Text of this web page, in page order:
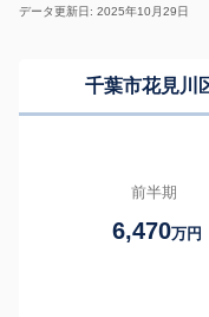
データ更新日: 2025年10月29日
千葉市花見川
前半期
6,470万円